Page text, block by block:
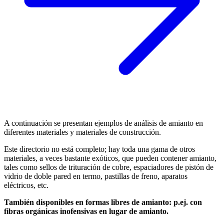
A continuación se presentan ejemplos de análisis de amianto en
diferentes materiales y materiales de construcción.
Este directorio no está completo; hay toda una gama de otros
materiales, a veces bastante exóticos, que pueden contener amianto,
tales como sellos de trituración de cobre, espaciadores de pistón de
vidrio de doble pared en termo, pastillas de freno, aparatos
eléctricos, etc.
También disponibles en formas libres de amianto: p.ej. con
fibras orgánicas inofensivas en lugar de amianto.